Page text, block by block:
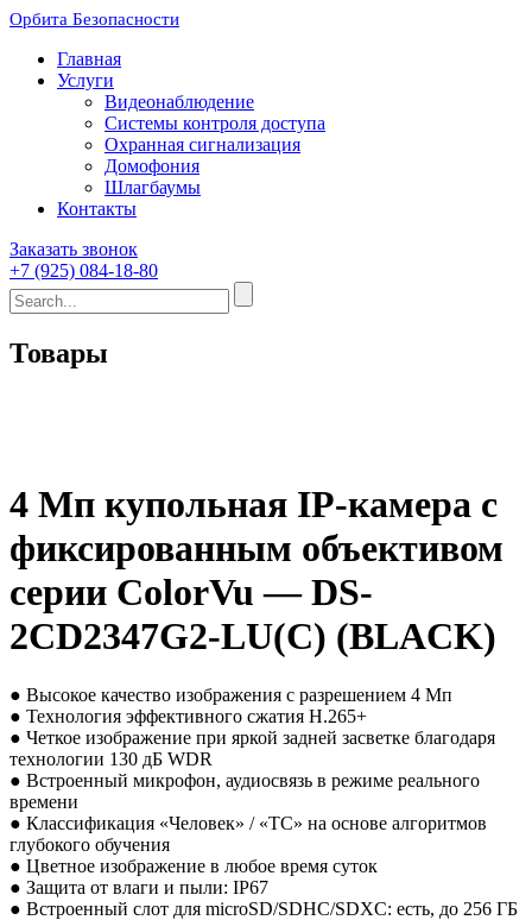
Орбита Безопасности
Главная
Услуги
Видеонаблюдение
Системы контроля доступа
Охранная сигнализация
Домофония
Шлагбаумы
Контакты
Заказать звонок
+7 (925) 084-18-80
Товары
4 Мп купольная IP-камера с
фиксированным объективом
серии ColorVu — DS-
2CD2347G2-LU(C) (BLACK)
● Высокое качество изображения с разрешением 4 Мп
● Технология эффективного сжатия H.265+
● Четкое изображение при яркой задней засветке благодаря
технологии 130 дБ WDR
● Встроенный микрофон, аудиосвязь в режиме реального
времени
● Классификация «Человек» / «ТС» на основе алгоритмов
глубокого обучения
● Цветное изображение в любое время суток
● Защита от влаги и пыли: IP67
● Встроенный слот для microSD/SDHC/SDXC: есть, до 256 ГБ